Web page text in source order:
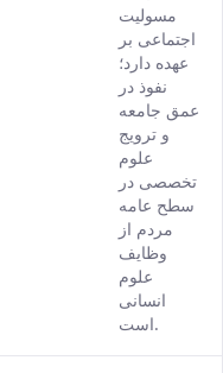
مسولیت
اجتماعی بر
عهده دارد؛
نفوذ در
عمق جامعه
و ترویج
علوم
تخصصی در
سطح عامه
مردم از
وظایف
علوم
انسانی
است.